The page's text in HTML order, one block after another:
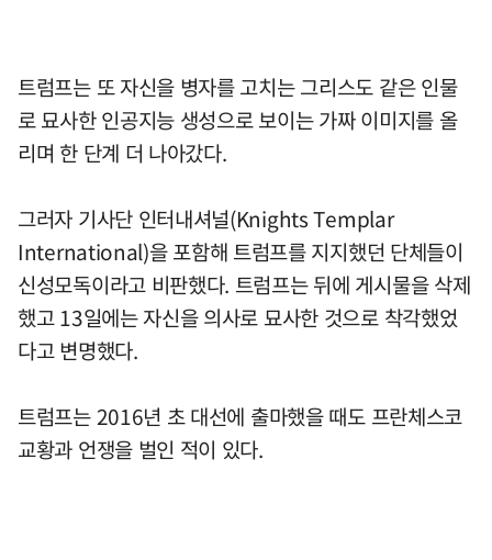
트럼프는 또 자신을 병자를 고치는 그리스도 같은 인물
로 묘사한 인공지능 생성으로 보이는 가짜 이미지를 올
리며 한 단계 더 나아갔다.
그러자 기사단 인터내셔널(Knights Templar
International)을 포함해 트럼프를 지지했던 단체들이
신성모독이라고 비판했다. 트럼프는 뒤에 게시물을 삭제
했고 13일에는 자신을 의사로 묘사한 것으로 착각했었
다고 변명했다.
트럼프는 2016년 초 대선에 출마했을 때도 프란체스코
교황과 언쟁을 벌인 적이 있다.